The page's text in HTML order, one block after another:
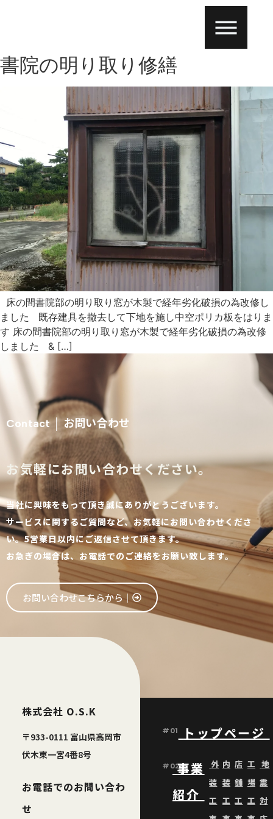
書院の明り取り修繕
床の間書院部の明り取り窓が木製で経年劣化破損の為改修し
ました 既存建具を撤去して下地を施し中空ポリカ板をはりま
す 床の間書院部の明り取り窓が木製で経年劣化破損の為改修
しました & […]
Contact │ お問い合わせ
お気軽にお問い合わせください。
当社に興味をもって頂き誠にありがとうございます。
サービスに関するご質問など、お気軽にお問い合わせくださ
い。5営業日以内にご返信させて頂きます。
お急ぎの場合は、お電話でのご連絡をお願い致します。
お問い合わせこちらから│
株式会社 O.S.K
〒933-0111 富山県高岡市
伏木東一宮4番8号
お電話でのお問い合わ
せ
#01 トップページ
#02事業
紹介
外
装
工
内
装
工
店
舗
工
工
場
工
地
震
対